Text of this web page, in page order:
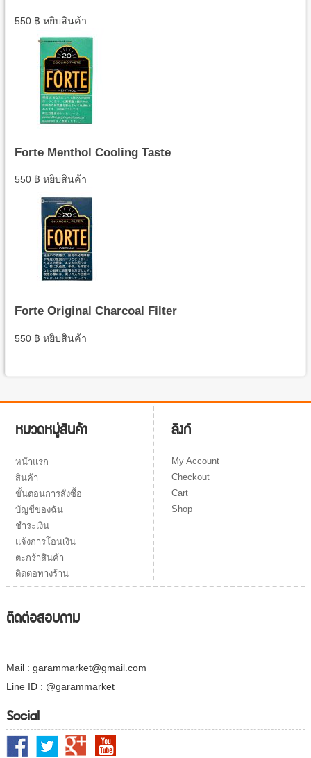
550 ฿ หยิบสินค้า
Forte Menthol Cooling Taste
550 ฿ หยิบสินค้า
Forte Original Charcoal Filter
550 ฿ หยิบสินค้า
หมวดหมู่สินค้า
หน้าแรก
สินค้า
ขั้นตอนการสั่งซื้อ
บัญชีของฉัน
ชำระเงิน
แจ้งการโอนเงิน
ตะกร้าสินค้า
ติดต่อทางร้าน
ลิงก์
My Account
Checkout
Cart
Shop
ติดต่อสอบถาม
Mail : garammarket@gmail.com
Line ID : @garammarket
Social